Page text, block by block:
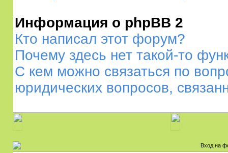
Информация о phpBB 2
Кто написал этот форум?
Почему здесь нет такой-то
С кем можно связаться по
юридических вопросов,
Вход на